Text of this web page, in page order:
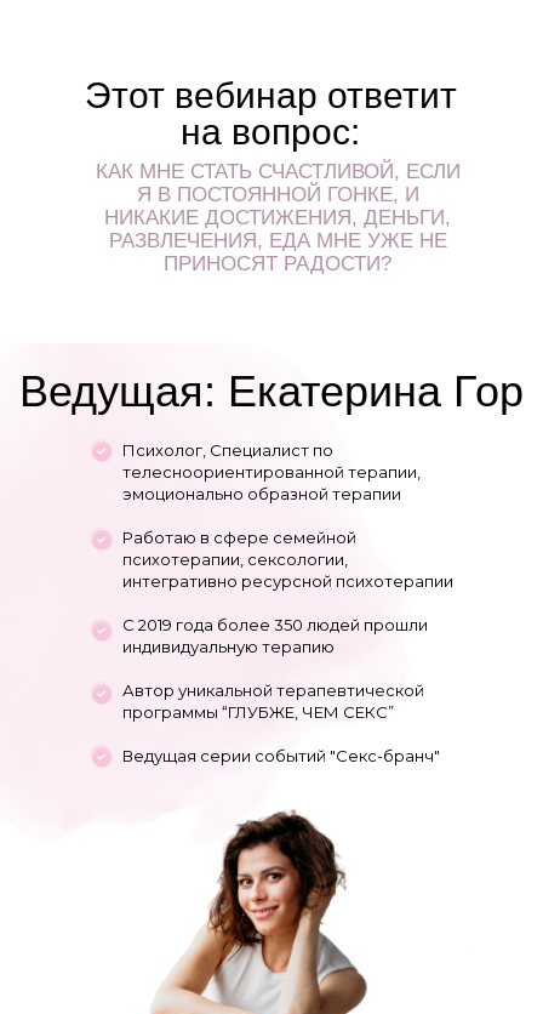
Этот вебинар ответит
на вопрос:
КАК МНЕ СТАТЬ СЧАСТЛИВОЙ, ЕСЛИ
Я В ПОСТОЯННОЙ ГОНКЕ, И
НИКАКИЕ ДОСТИЖЕНИЯ, ДЕНЬГИ,
РАЗВЛЕЧЕНИЯ, ЕДА МНЕ УЖЕ НЕ
ПРИНОСЯТ РАДОСТИ?
Ведущая: Екатерина Гор
Психолог, Специалист по
телесноориентированной терапии,
эмоционально образной терапии
Работаю в сфере семейной
психотерапии, сексологии,
интегративно ресурсной психотерапии
С 2019 года более 350 людей прошли
индивидуальную терапию
Автор уникальной терапевтической
программы “ГЛУБЖЕ, ЧЕМ СЕКС”
Ведущая серии событий "Секс-бранч"